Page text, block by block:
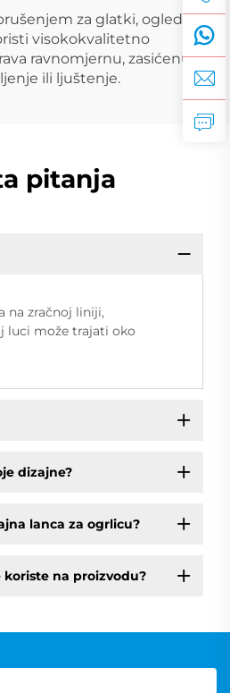
za glatki, ogledalo-
visokokvalitetno
ravnomjernu, zasićenu
ili ljuštenje.
pitanja
na zračnoj liniji,
luci može trajati oko
dizajne?
lanca za ogrlicu?
koriste na proizvodu?